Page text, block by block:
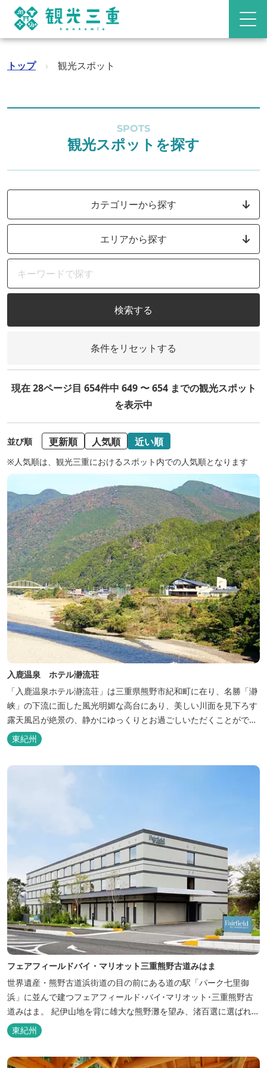
トップ › 観光スポット
SPOTS
観光スポットを探す
カテゴリーから探す
エリアから探す
検索する
条件をリセットする
現在 28ページ目 654件中 649 〜 654 までの観光スポット
を表示中
並び順 更新順 人気順 近い順
※人気順は、観光三重におけるスポット内での人気順となります
入鹿温泉 ホテル瀞流荘
「入鹿温泉ホテル瀞流荘」は三重県熊野市紀和町に在り、名勝「瀞
峡」の下流に面した風光明媚な高台にあり、美しい川面を見下ろす
露天風呂が絶景の、静かにゆっくりとお過ごしいただくことができ
る温泉宿泊施設です。 熊野古道をはじめ、日本一の棚田と称される
丸山千枚田、赤木城跡、熊野本宮大社（熊野三山）、玉置神社が近
くに点在し、和歌山・奈良の遺産や名所からも近いことから観光ア
東紀州
フェアフィールドバイ・マリオット三重熊野古道みはま
世界遺産・熊野古道浜街道の目の前にある道の駅「パーク七里御
浜」に並んで建つフェアフィールド･バイ･マリオット･三重熊野古
道みはま。 紀伊山地を背に雄大な熊野灘を望み、渚百選に選ばれた
七里御浜海岸などの美しい自然が広がります。一年を通して暖かで
過ごしやすく、季節を通じて穫れる数々の品種のみかんをはじめ、
豊富な畑の幸や海の幸を堪能していただけます。 風光明媚な御浜を
東紀州